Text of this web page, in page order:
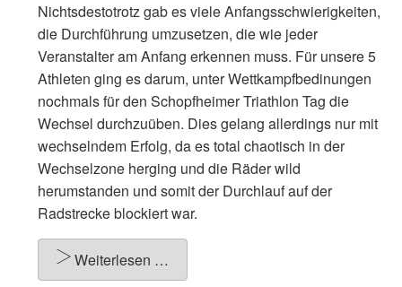
Nichtsdestotrotz gab es viele Anfangsschwierigkeiten,
die Durchführung umzusetzen, die wie jeder
Veranstalter am Anfang erkennen muss. Für unsere 5
Athleten ging es darum, unter Wettkampfbedinungen
nochmals für den Schopfheimer Triathlon Tag die
Wechsel durchzuüben. Dies gelang allerdings nur mit
wechselndem Erfolg, da es total chaotisch in der
Wechselzone herging und die Räder wild
herumstanden und somit der Durchlauf auf der
Radstrecke blockiert war.
Weiterlesen …